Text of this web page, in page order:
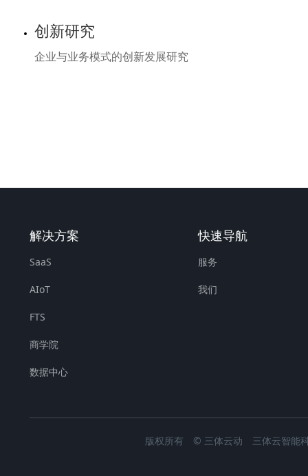
创新研究
企业与业务模式的创新发展研究
解决方案
SaaS
AIoT
FTS
商学院
数据中心
快速导航
服务
我们
版权所有 © 三体云动 三体云智能